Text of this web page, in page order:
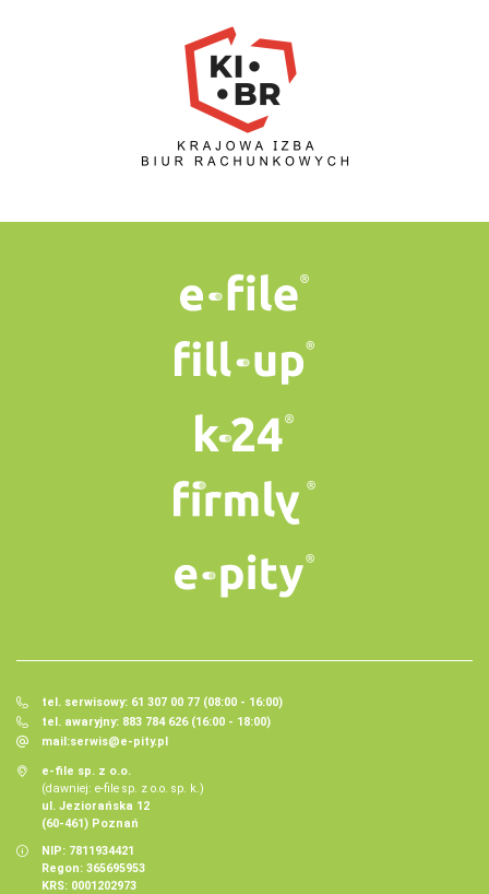
tel. serwisowy: 61 307 00 77 (08:00 - 16:00)
tel. awaryjny: 883 784 626 (16:00 - 18:00)
mail:serwis@e-pity.pl
e-file sp. z o.o.
(dawniej: e-file sp. z o.o. sp. k.)
ul. Jeziorańska 12
(60-461) Poznań
NIP: 7811934421
Regon: 365695953
KRS: 0001202973